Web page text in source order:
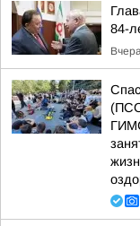
84-